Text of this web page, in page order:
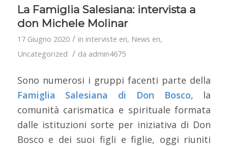
La Famiglia Salesiana: intervista a
don Michele Molinar
17 Giugno 2020 / in interviste en, News en,
Uncategorized / da admin4675
Sono numerosi i gruppi facenti parte della
Famiglia Salesiana di Don Bosco, la
comunità carismatica e spirituale formata
dalle istituzioni sorte per iniziativa di Don
Bosco e dei suoi figli e figlie, oggi riuniti